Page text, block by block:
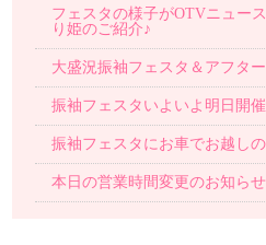
フェスタの様子がOTVニュー
り姫のご紹介♪
大盛況振袖フェスタ＆アフタ
振袖フェスタいよいよ明日開
振袖フェスタにお車でお越し
本日の営業時間変更のお知らせ